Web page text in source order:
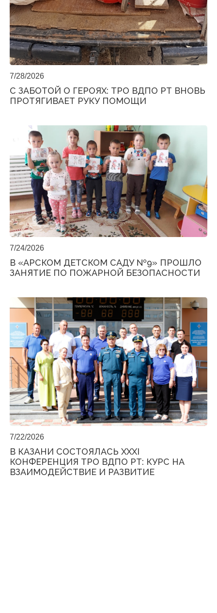
7/28/2026
С ЗАБОТОЙ О ГЕРОЯХ: ТРО ВДПО РТ ВНОВЬ
ПРОТЯГИВАЕТ РУКУ ПОМОЩИ
7/24/2026
В «АРСКОМ ДЕТСКОМ САДУ №9» ПРОШЛО
ЗАНЯТИЕ ПО ПОЖАРНОЙ БЕЗОПАСНОСТИ
7/22/2026
В КАЗАНИ СОСТОЯЛАСЬ XXXI
КОНФЕРЕНЦИЯ ТРО ВДПО РТ: КУРС НА
ВЗАИМОДЕЙСТВИЕ И РАЗВИТИЕ